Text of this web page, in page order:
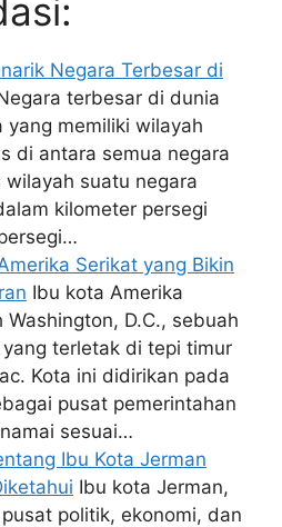
Negara Terbesar di
terbesar di dunia
yang memiliki wilayah
di antara semua negara
suatu negara
kilometer persegi
Serikat yang Bikin
Ibu kota Amerika
Washington, D.C., sebuah
terletak di tepi timur
Kota ini didirikan pada
pusat pemerintahan
sesuai…
Ibu Kota Jerman
Ibu kota Jerman,
politik, ekonomi, dan